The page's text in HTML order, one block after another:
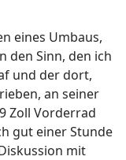
eines Umbaus,
den Sinn, den ich
und der dort,
an seiner
Zoll Vorderrad
gut einer Stunde
mit